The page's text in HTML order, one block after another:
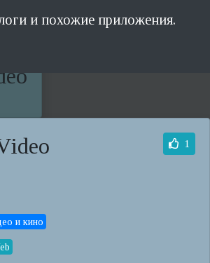
и похожие приложения.
1
и кино